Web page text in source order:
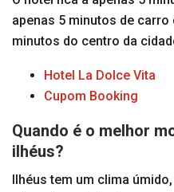
apenas 5 minutos de
minutos do centro da
Hotel La Dolce Vita
Cupom Booking
Quando é o melhor
ilhéus?
Ilhéus tem um clima